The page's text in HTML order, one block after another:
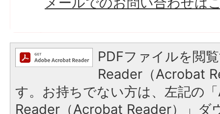
PDFファイルを閲
Reader（Acrobat
す。お持ちでない方は、左記の
Reader（Acrobat Reader）」ダ